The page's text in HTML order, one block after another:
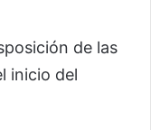
de las
inicio del